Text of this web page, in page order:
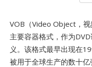
VOB（Video Object，
主要容器格式，作为
义。该格式最早出现在
被用于全球生产的数十